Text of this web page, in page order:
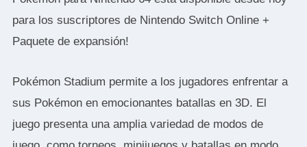
para los suscriptores de Nintendo Switch Online +
Paquete de expansión!
Pokémon Stadium permite a los jugadores enfrentar a
sus Pokémon en emocionantes batallas en 3D. El
juego presenta una amplia variedad de modos de